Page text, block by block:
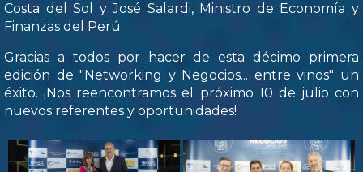
Costa del Sol y José Salardi, Ministro de Economía y
Finanzas del Perú.
Gracias a todos por hacer de esta décimo primera
edición de "Networking y Negocios... entre vinos" un
éxito. ¡Nos reencontramos el próximo 10 de julio con
nuevos referentes y oportunidades!